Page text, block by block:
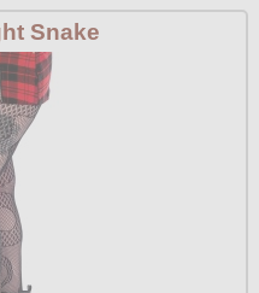
Snake